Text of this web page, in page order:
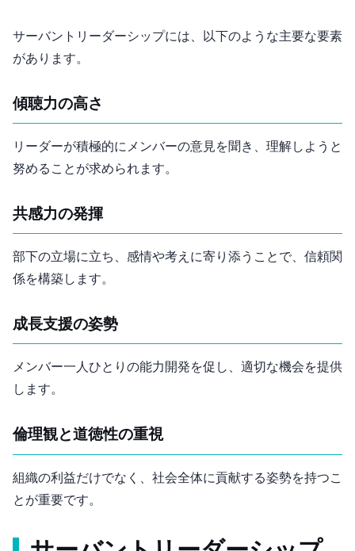
サーバントリーダーシップには、以下のような主要な要素
があります。
傾聴力の高さ
リーダーが積極的にメンバーの意見を聞き、理解しようと
努めることが求められます。
共感力の発揮
部下の立場に立ち、感情や考えに寄り添うことで、信頼関
係を構築します。
成長支援の姿勢
メンバー一人ひとりの能力開発を促し、適切な機会を提供
します。
倫理観と道徳性の重視
組織の利益だけでなく、社会全体に貢献する姿勢を持つこ
とが重要です。